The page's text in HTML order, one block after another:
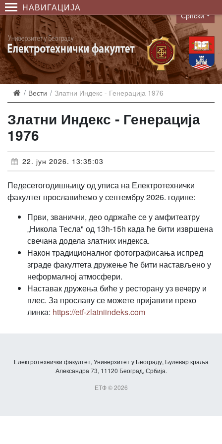
НАВИГАЦИЈА
Language
Српски
Вести Златни Индекс - Генерација 1976
Златни Индекс - Генерација
1976
22. јун 2026. 13:35:03
Педесетогодишњицу од уписа на Електротехнички
факултет прославићемо у септембру 2026. године:
Први, званични, део одржаће се у амфитеатру
„Никола Тесла" од 13h-15h када ће бити извршена
свечана додела златних индекса.
Након традиционалног фотографисања испред
зграде факултета дружење ће бити настављено у
неформалној атмосфери.
Наставак дружења биће у ресторану уз вечеру и
плес. За прославу се можете пријавити преко
линка: https://etf-zlatniindeks.com
Електротехнички факултет, Универзитет у Београду, Булевар краља
Александра 73, 11120 Београд, Србија.
ЕТФ © 2026